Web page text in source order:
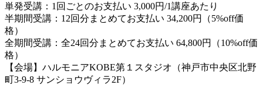
単発受講：1回ごとのお支払い 3,000円/1講座あたり
半期間受講：12回分まとめてお支払い 34,200円（5%off価
格）
全期間受講：全24回分まとめてお支払い 64,800円（10%off価
格）
【会場】ハルモニアKOBE第１スタジオ（神戸市中央区北野
町3-9-8 サンショウヴィラ2F）